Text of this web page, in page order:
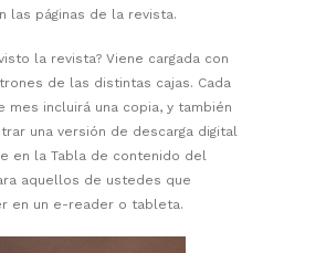
las páginas de la revista.
visto la revista? Viene cargada con
de las distintas cajas. Cada
mes incluirá una copia, y también
una versión de descarga digital
en la Tabla de contenido del
aquellos de ustedes que
en un e-reader o tableta.